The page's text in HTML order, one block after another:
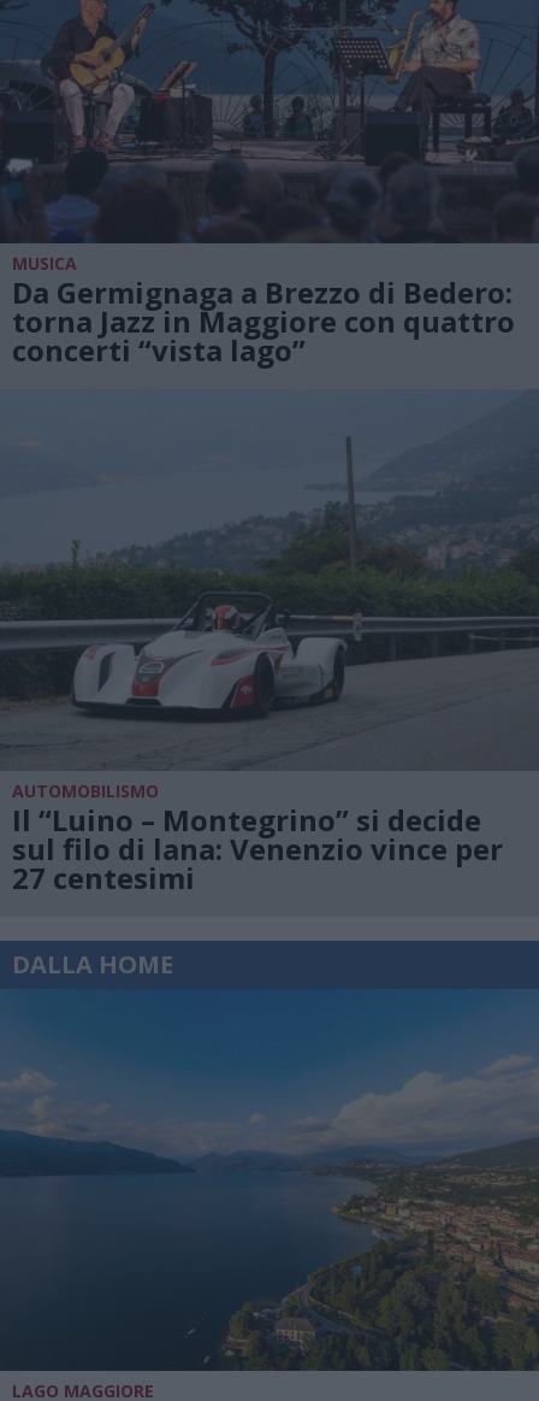
MUSICA
Da Germignaga a Brezzo di Bedero:
torna Jazz in Maggiore con quattro
concerti “vista lago”
AUTOMOBILISMO
Il “Luino – Montegrino” si decide
sul filo di lana: Venenzio vince per
27 centesimi
DALLA HOME
LAGO MAGGIORE